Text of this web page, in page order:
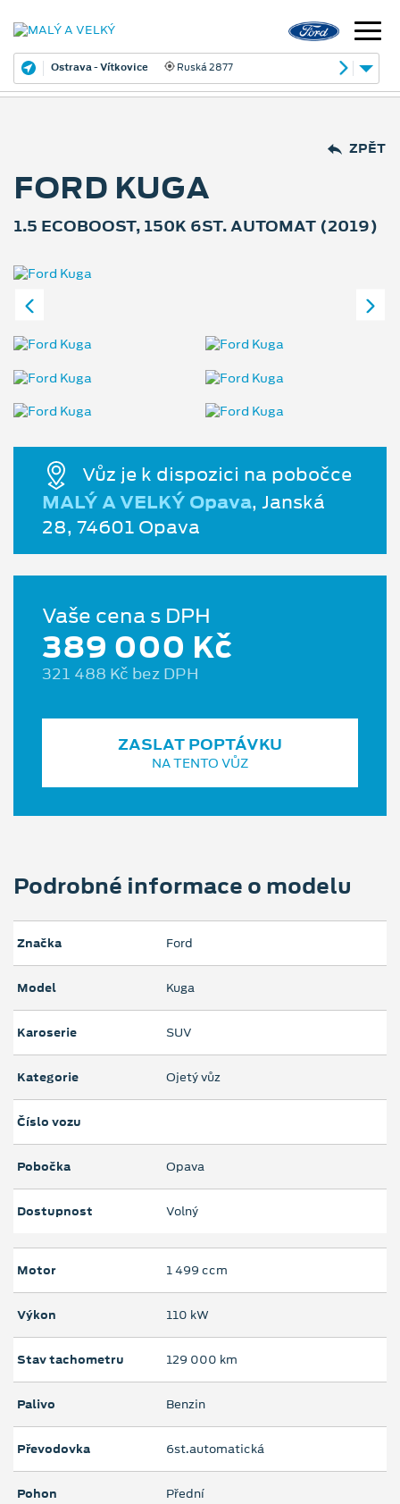
Ostrava - Vítkovice Ruská 2877
ZPĚT
FORD KUGA
1.5 ECOBOOST, 150K 6ST. AUTOMAT (2019)
Vůz je k dispozici na pobočce
MALÝ A VELKÝ Opava, Janská
28, 74601 Opava
Vaše cena s DPH
389 000 Kč
321 488 Kč bez DPH
ZASLAT POPTÁVKU
NA TENTO VŮZ
Podrobné informace o modelu
Značka Ford
Model Kuga
Karoserie SUV
Kategorie Ojetý vůz
Číslo vozu
Pobočka Opava
Dostupnost Volný
Motor 1 499 ccm
Výkon 110 kW
Stav tachometru 129 000 km
Palivo Benzin
Převodovka 6st.automatická
Pohon Přední